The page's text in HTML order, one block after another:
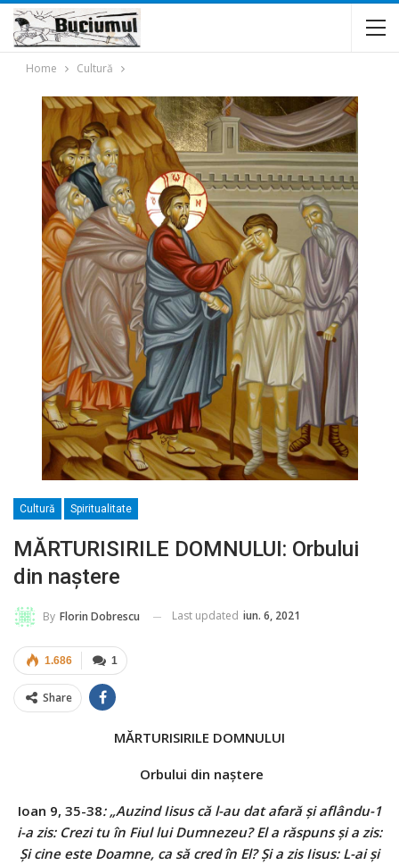
Home Cultură
Cultură Spiritualitate
MĂRTURISIRILE DOMNULUI: Orbului
din naştere
By Florin Dobrescu Last updated iun. 6, 2021
1
1.686
Share
MĂRTURISIRILE DOMNULUI
Orbului din naştere
Ioan 9, 35-38: „Auzind Iisus că l-au dat afară şi aflându-1
i-a zis: Crezi tu în Fiul lui Dumnezeu? El a răspuns şi a zis:
Şi cine este Doamne, ca să cred în El? Şi a zis Iisus: L-ai şi